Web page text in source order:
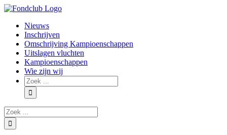
Skip
contentNieuws
Inschrijven
Omschrijving Kampioenschappen
Uitslagen vluchten
Kampioenschappen
Wie zijn wij
Zoeken
naar:
Zoeken
naar: